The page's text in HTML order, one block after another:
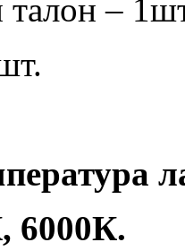
талон –
6000К.